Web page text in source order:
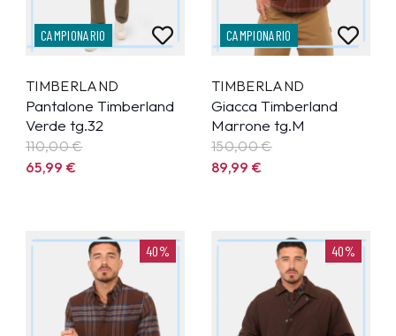
CAMPIONARIO
TIMBERLAND
Pantalone Timberland
Verde tg.32
110,00 €
65,99€
CAMPIONARIO
TIMBERLAND
Giacca Timberland
Marrone tg.M
150,00 €
89,99€
40% 40%